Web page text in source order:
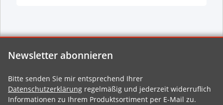
Newsletter abonnieren
Bitte senden Sie mir entsprechend Ihrer
Datenschutzerklärung regelmäßig und jederzeit widerruflich
Informationen zu Ihrem Produktsortiment per E-Mail zu.